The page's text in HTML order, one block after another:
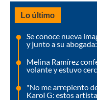
Lo último
Se conoce nueva
y junto a su
Melina Ramírez
volante y estuvo
"No me arrepiento
Karol G: estos